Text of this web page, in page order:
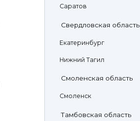
Саратов
Свердловская область
Екатеринбург
Нижний Тагил
Смоленская область
Смоленск
Тамбовская область